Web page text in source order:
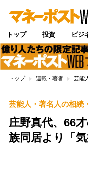
トップ 投資 ビジ
トップ 連載・著者 芸能
芸能人・著名人の相続
庄野真代、66
族同居より「